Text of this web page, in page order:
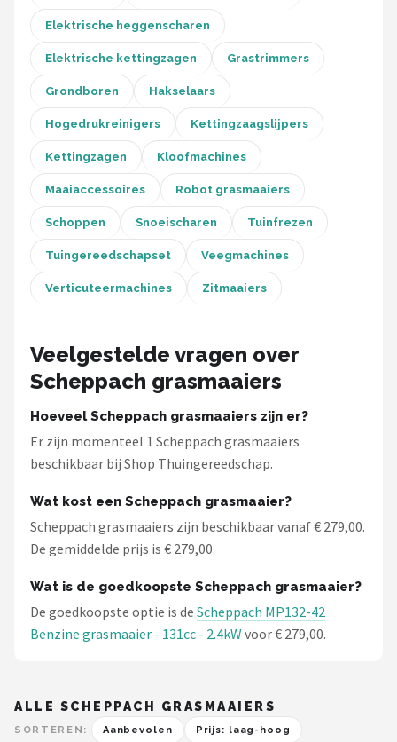
Synx Tools
Fiskars
Alle merken →
Elektrische heggenscharen
Elektrische kettingzagen Grastrimmers
Grondboren Hakselaars
Hogedrukreinigers Kettingzaagslijpers
Kettingzagen Kloofmachines
Maaiaccessoires Robot grasmaaiers
Schoppen Snoeischaren Tuinfrezen
Tuingereedschapset Veegmachines
Verticuteermachines Zitmaaiers
Veelgestelde vragen over
Scheppach grasmaaiers
Hoeveel Scheppach grasmaaiers zijn er?
Er zijn momenteel 1 Scheppach grasmaaiers
beschikbaar bij Shop Thuingereedschap.
Wat kost een Scheppach grasmaaier?
Scheppach grasmaaiers zijn beschikbaar vanaf € 279,00.
De gemiddelde prijs is € 279,00.
Wat is de goedkoopste Scheppach grasmaaier?
De goedkoopste optie is de Scheppach MP132-42
Benzine grasmaaier - 131cc - 2.4kW voor € 279,00.
ALLE SCHEPPACH GRASMAAIERS
SORTEREN: Aanbevolen Prijs: laag-hoog